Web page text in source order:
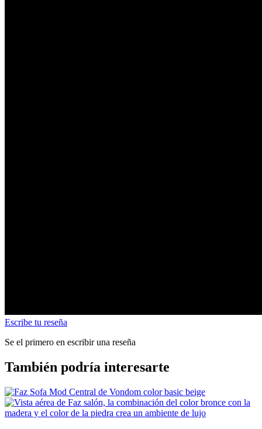
Escribe tu reseña
Se el primero en escribir una reseña
También podría interesarte